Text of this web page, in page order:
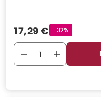
Verkaufspreis
17,29 € Rabattstempel
-32%